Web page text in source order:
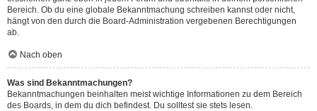
Bereich. Ob du eine globale Bekanntmachung schreiben kannst oder nicht,
hängt von den durch die Board-Administration vergebenen Berechtigungen
ab.
Nach oben
Was sind Bekanntmachungen?
Bekanntmachungen beinhalten meist wichtige Informationen zu dem Bereich
des Boards, in dem du dich befindest. Du solltest sie stets lesen.